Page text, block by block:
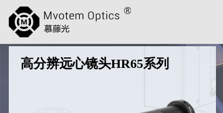
高分辨远心镜头HR65系列